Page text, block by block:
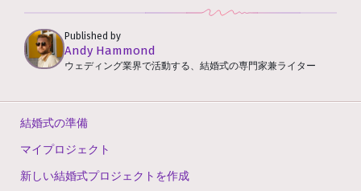
Published by
Andy Hammond
ウェディング業界で活動する、結婚式の専門家兼ライター
結婚式の準備
マイプロジェクト
新しい結婚式プロジェクトを作成